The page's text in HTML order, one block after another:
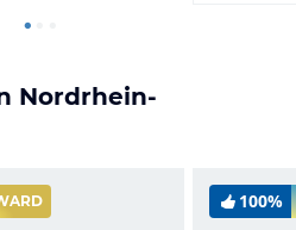
Nordrhein-
100%